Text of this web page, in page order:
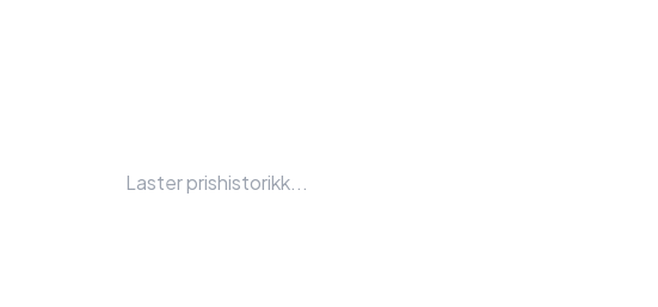
Laster prishistorikk...